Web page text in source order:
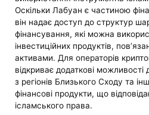
Оскільки Лабуан є частиною
він надає доступ до структур
фінансування, які можна
інвестиційних продуктів,
активами. Для операторів
відкриває додаткові можливості
з регіонів Близького Сходу та
фінансові продукти, що
ісламського права.